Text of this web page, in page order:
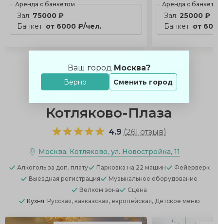
Ваш город Москва?
Верно Сменить город
Аренда с банкетом
Зал: 75000 ₽
Банкет: от 6000 ₽/чел.
Аренда с
Зал:25000 ₽
Банкет: от
Позвонить менеджеру
Котляково-Плаза
4.9 (261 отзыв)
Москва, Котляково, ул. Новостройка, 11
Алкоголь за доп. плату Парковка на 22 машин
Фейерверк
Выездная регистрация
Музыкальное оборудование
Велком зона
Сцена
Кухня: Русская, кавказская, европейская, Детское меню